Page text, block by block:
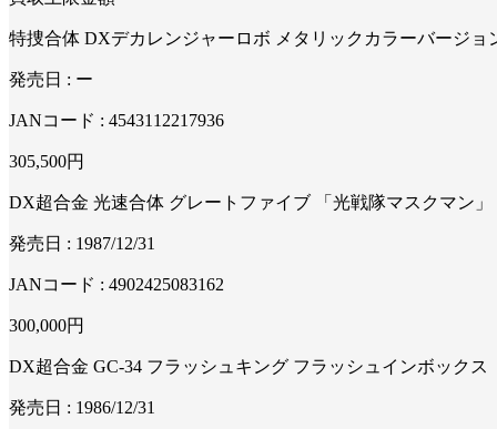
特捜合体 DXデカレンジャーロボ メタリックカラーバージョ
発売日 : ー
JANコード : 4543112217936
305,500円
DX超合金 光速合体 グレートファイブ 「光戦隊マスクマン」
発売日 : 1987/12/31
JANコード : 4902425083162
300,000円
DX超合金 GC-34 フラッシュキング フラッシュインボックス
発売日 : 1986/12/31